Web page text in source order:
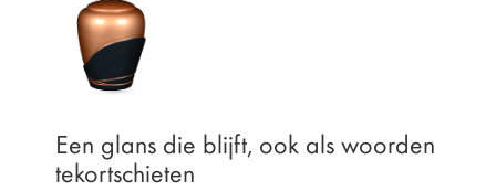
Een glans die blijft, ook als woorden
tekortschieten